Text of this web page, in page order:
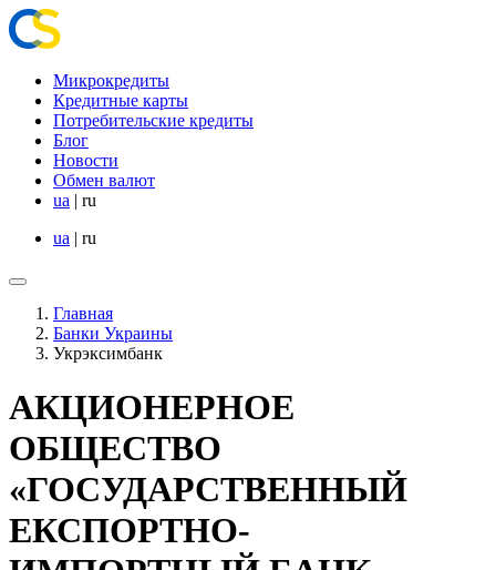
Микрокредиты
Кредитные карты
Потребительские кредиты
Блог
Новости
Обмен валют
ua | ru
ua | ru
Главная
Банки Украины
Укрэксимбанк
АКЦИОНЕРНОЕ
ОБЩЕСТВО
«ГОСУДАРСТВЕННЫЙ
ЕКСПОРТНО-